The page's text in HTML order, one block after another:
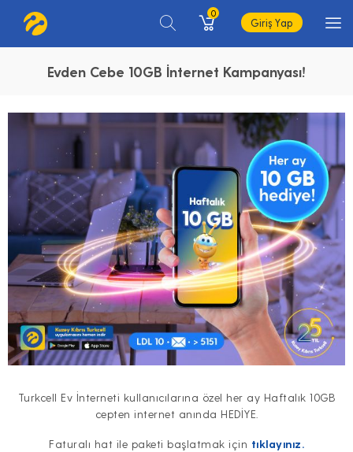
0
Giriş Yap
Evden Cebe 10GB İnternet Kampanyası!
Turkcell Ev İnterneti kullanıcılarına özel her ay Haftalık 10GB
cepten internet anında HEDİYE.
Faturalı hat ile paketi başlatmak için tıklayınız.